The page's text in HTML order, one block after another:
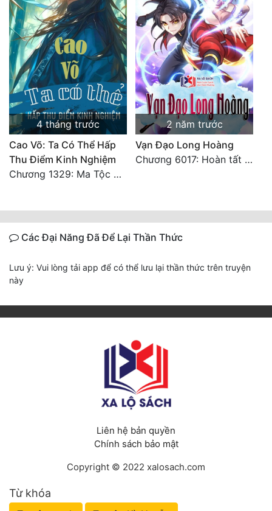
4 tháng trước
Cao Võ: Ta Có Thể Hấp
Thu Điểm Kinh Nghiệm
Chương 1329: Ma Tộc đại công chúa Thương Nguyệt
2 năm trước
Vạn Đạo Long Hoàng
Chương 6017: Hoàn tất cảm nghĩ của tác giả
Các Đại Năng Đã Để Lại Thần Thức
Lưu ý: Vui lòng tải app để có thể lưu lại thần thức trên truyện
này
Liên hệ bản quyền
Chính sách bảo mật
Copyright © 2022 xalosach.com
Từ khóa